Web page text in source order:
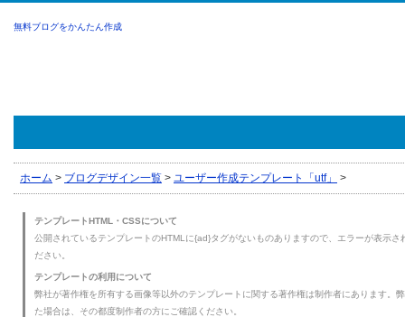
無料ブログをかんたん作成
ホーム > ブログデザイン一覧 > ユーザー作成テンプレート「utf」 >
テンプレートHTML・CSSについて
公開されているテンプレートのHTMLに{ad}タグがないものありますので、エラーが表示
ださい。
テンプレートの利用について
弊社が著作権を所有する画像等以外のテンプレートに関する著作権は制作者にあります。
た場合は、その都度制作者の方にご確認ください。